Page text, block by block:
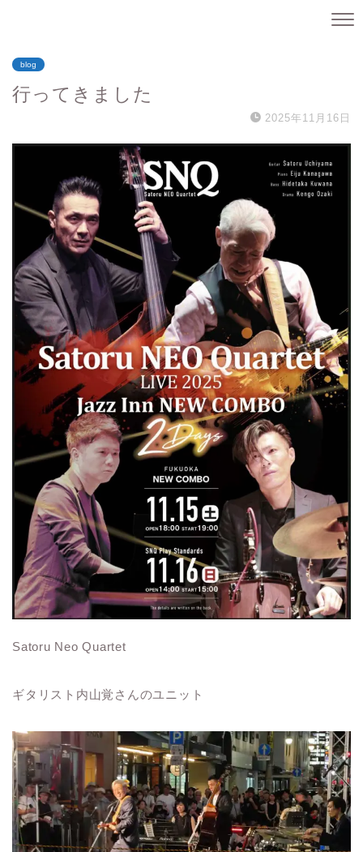
blog
行ってきました
2025年11月16日
Satoru Neo Quartet
ギタリスト内山覚さんのユニット